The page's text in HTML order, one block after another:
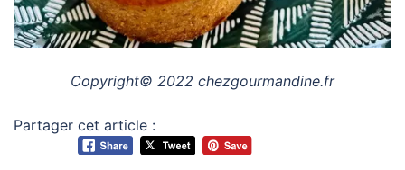
Copyright© 2022 chezgourmandine.fr
Partager cet article :